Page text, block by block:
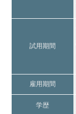
試用期間
雇用期間
学歴